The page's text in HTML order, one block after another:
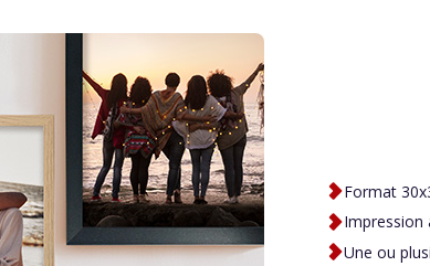
Format
Impression
Une ou